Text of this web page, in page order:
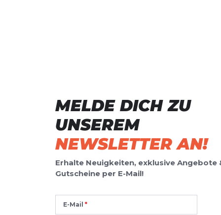
MELDE DICH ZU
UNSEREM
NEWSLETTER AN!
Erhalte Neuigkeiten, exklusive Angebote
Gutscheine per E-Mail!
E-Mail